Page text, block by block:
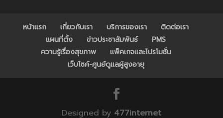
หน้าแรก เกี่ยวกับเรา บริการของเรา
ติดต่อเรา
แผนที่ตั้ง
ข่าวประชาสัมพันธ์
PMS
ความรู้เรื่องสุขภาพ
แพ็คเกจและโปรโมชั่น
เว็บไซค์-ศูนย์ดูแลผู้สูงอายุ
Designed by 477internet